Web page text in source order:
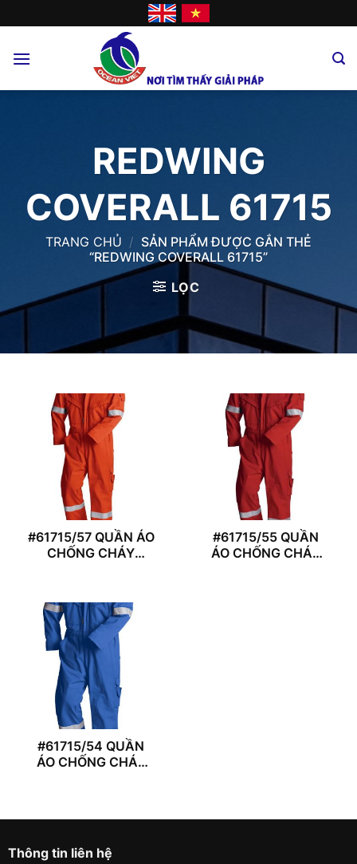
to
REDWING
COVERALL 61715
TRANG CHỦ / SẢN PHẨM ĐƯỢC GẮN THẺ
“REDWING COVERALL 61715”
LỌC
#61715/57 QUẦN ÁO
CHỐNG CHÁY
#61715/55 QUẦN
ÁO CHỐNG CHÁY
#61715/54 QUẦN
ÁO CHỐNG CHÁY
Thông tin liên hệ